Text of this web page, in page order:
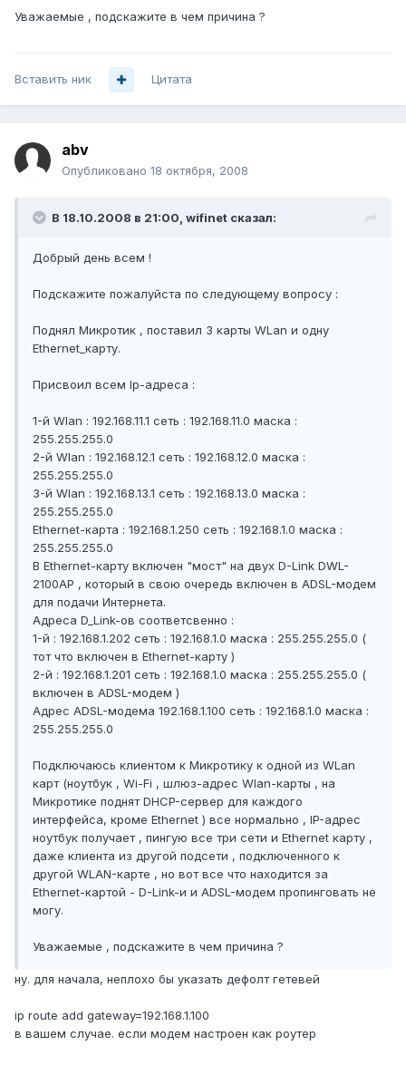
Уважаемые , подскажите в чем причина ?
Вставить ник Цитата
abv
Опубликовано 18 октября, 2008
В 18.10.2008 в 21:00, wifinet сказал:
Добрый день всем !
Подскажите пожалуйста по следующему вопросу :
Поднял Микротик , поставил 3 карты WLan и одну
Ethernet_карту.
Присвоил всем Ip-адреса :
1-й Wlan : 192.168.11.1 сеть : 192.168.11.0 маска :
255.255.255.0
2-й Wlan : 192.168.12.1 сеть : 192.168.12.0 маска :
255.255.255.0
3-й Wlan : 192.168.13.1 сеть : 192.168.13.0 маска :
255.255.255.0
Ethernet-карта : 192.168.1.250 сеть : 192.168.1.0 маска :
255.255.255.0
В Ethernet-карту включен "мост" на двух D-Link DWL-
2100AP , который в свою очередь включен в ADSL-модем
для подачи Интернета.
Адреса D_Link-ов соответсвенно :
1-й : 192.168.1.202 сеть : 192.168.1.0 маска : 255.255.255.0 (
тот что включен в Ethernet-карту )
2-й : 192.168.1.201 сеть : 192.168.1.0 маска : 255.255.255.0 (
включен в ADSL-модем )
Адрес ADSL-модема 192.168.1.100 сеть : 192.168.1.0 маска :
255.255.255.0
Подключаюсь клиентом к Микротику к одной из WLan
карт (ноутбук , Wi-Fi , шлюз-адрес Wlan-карты , на
Микротике поднят DHCP-сервер для каждого
интерфейса, кроме Ethernet ) все нормально , IP-адрес
ноутбук получает , пингую все три сети и Ethernet карту ,
даже клиента из другой подсети , подключенного к
другой WLAN-карте , но вот все что находится за
Ethernet-картой - D-Link-и и ADSL-модем пропинговать не
могу.
Уважаемые , подскажите в чем причина ?
ну. для начала, неплохо бы указать дефолт гетевей
ip route add gateway=192.168.1.100
в вашем случае. если модем настроен как роутер